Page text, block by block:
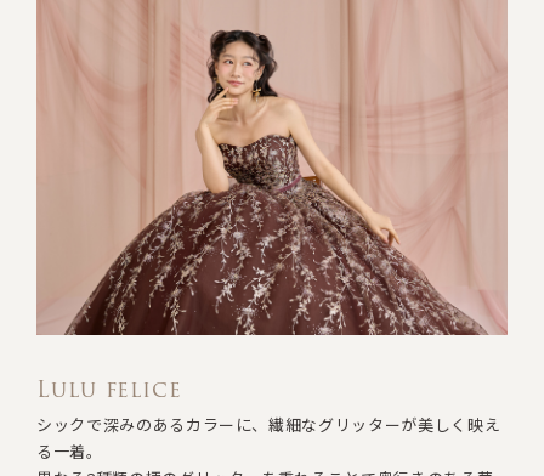
Lulu felice
シックで深みのあるカラーに、繊細なグリッターが美しく映え
る一着。